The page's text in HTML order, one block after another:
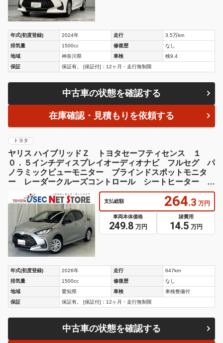
年式(初度登録) 2024年 走行
3.5万km
排気量
1500cc 修復歴
なし
地域
神奈川県 車検
検9.4
保証
保証有。 [保証付]：12ヶ月・走行無制限
中古車の状態を確認する
在庫確認・見積もりを依頼する
トヨタ
ヤリス ハイブリッドＺ トヨタセーフティセンス １
０．５インチディスプレイオーディオナビ フルセグ パ
ノラミックビューモニター ブラインドスポットモニタ
ー レーダークルーズコントロール シートヒーター ス
テアリングヒーター
支払総額 264.3 万円
車両本体価格
249.8 万円
諸費用
14.5 万円
年式(初度登録) 2026年 走行
647km
排気量
1500cc 修復歴
なし
地域
愛知県 車検
車検整備付
保証
保証有。 [保証付]：12ヶ月・走行無制限
中古車の状態を確認する